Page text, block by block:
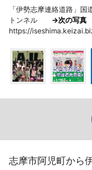
「伊勢志摩連絡道路」
トンネル →次の写真
https://
志摩市阿児町から